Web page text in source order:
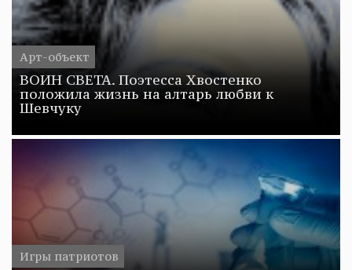
Арт-объект
ВОИН СВЕТА. Поэтесса Хвостенко
положила жизнь на алтарь любви к
Шевчуку
Игры патриотов